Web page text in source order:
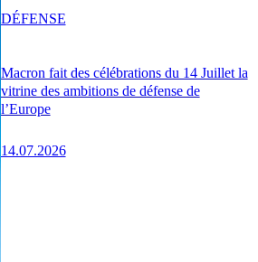
Macron fait des célébrations du 14 Juillet la
vitrine des ambitions de défense de
l’Europe
14.07.2026
DÉFENSE